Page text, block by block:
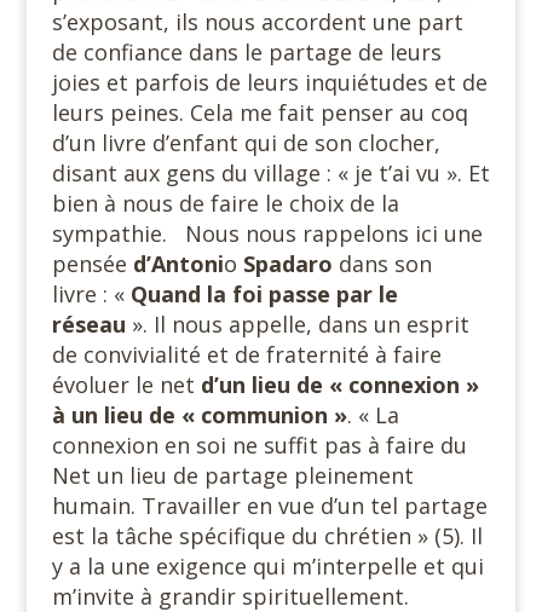
s’exposant, ils nous accordent une part
de confiance dans le partage de leurs
joies et parfois de leurs inquiétudes et de
leurs peines. Cela me fait penser au coq
d’un livre d’enfant qui de son clocher,
disant aux gens du village : « je t’ai vu ». Et
bien à nous de faire le choix de la
sympathie. Nous nous rappelons ici une
pensée d’Antonio Spadaro dans son
livre : « Quand la foi passe par le
réseau ». Il nous appelle, dans un esprit
de convivialité et de fraternité à faire
évoluer le net d’un lieu de « connexion »
à un lieu de « communion ». « La
connexion en soi ne suffit pas à faire du
Net un lieu de partage pleinement
humain. Travailler en vue d’un tel partage
est la tâche spécifique du chrétien » (5). Il
y a la une exigence qui m’interpelle et qui
m’invite à grandir spirituellement.